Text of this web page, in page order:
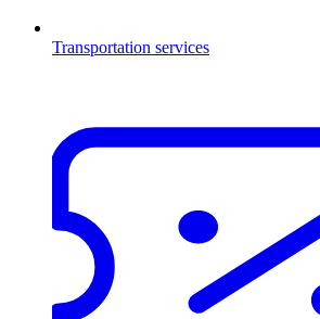
Transportation services